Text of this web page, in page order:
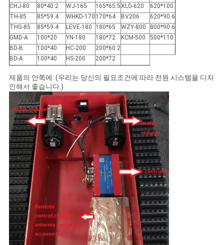
CHJ-80
80*40.2 WJ-165 165*65.5XLG-620
620*100
TH-85
85*59.4 WHKD-170 170*64 BV206
620*90.6
THG-85
85*59.4 LEVE-180 180*65 WZY-800
800*90.6
GMD-A
100*20 YN-180 180*72 KCM-500
500*110
BD-B
100*40 HC-200
200*60.2
BD-A
100*40 HS-200 200*72
제품의 안쪽에: (우리는 당신의 필요조건에 따라 전원 시스템을 디자
인해서 좋습니다.)